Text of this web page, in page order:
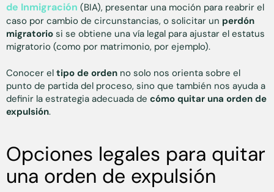
de Inmigración (BIA), presentar una moción para reabrir el
caso por cambio de circunstancias, o solicitar un perdón
migratorio si se obtiene una vía legal para ajustar el estatus
migratorio (como por matrimonio, por ejemplo).
Conocer el tipo de orden no solo nos orienta sobre el
punto de partida del proceso, sino que también nos ayuda a
definir la estrategia adecuada de cómo quitar una orden de
expulsión.
Opciones legales para quitar
una orden de expulsión